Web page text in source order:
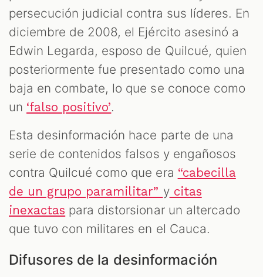
persecución judicial contra sus líderes. En
diciembre de 2008, el Ejército asesinó a
Edwin Legarda, esposo de Quilcué, quien
posteriormente fue presentado como una
baja en combate, lo que se conoce como
un ‘falso positivo’.
Esta desinformación hace parte de una
serie de contenidos falsos y engañosos
contra Quilcué como que era “cabecilla
de un grupo paramilitar” ycitas
inexactas para distorsionar un altercado
que tuvo con militares en el Cauca.
Difusores de la desinformación